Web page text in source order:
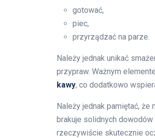
gotować,
piec,
przyrządzać na parze.
Należy jednak unikać
przypraw. Ważnym
kawy, co dodatkowo
Należy jednak pamiętać,
brakuje solidnych dowodów
rzeczywiście skutecznie